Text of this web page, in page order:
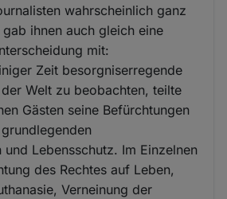
wahrscheinlich ganz
ihnen auch gleich eine
mit:
Zeit besorgniserregende
Welt zu beobachten, teilte
Gästen seine Befürchtungen
und Lebensschutz. Im Einzelnen
des Rechtes auf Leben,
Verneinung der